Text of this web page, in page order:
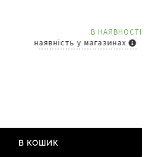
В НАЯВНОСТІ
наявність у магазинах
В КОШИК